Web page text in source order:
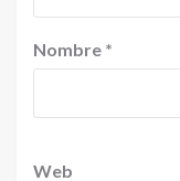
Nombre *
Web